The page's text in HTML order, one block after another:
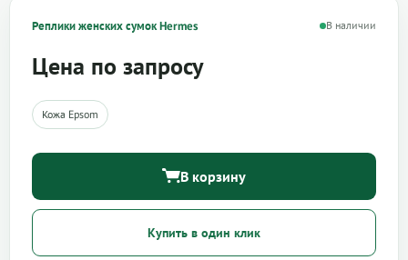
Реплики женских сумок Hermes В наличии
Цена по запросу
Кожа Epsom
В корзину
Купить в один клик